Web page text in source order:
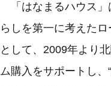
「はなまるハウス」
らしを第一に考えた
として、2009年より
ム購入をサポートし